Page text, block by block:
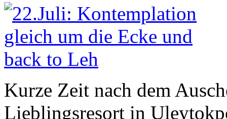
Kurze Zeit nach dem
Lieblingsresort in